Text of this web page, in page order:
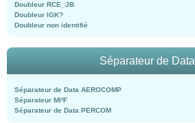
Doubleur RCE_JB
Doubleur IGK?
Doubleur non identifié
Séparateur de Data
Séparateur de Data AEROCOMP
Séparateur MI²F
Séparateur de Data PERCOM